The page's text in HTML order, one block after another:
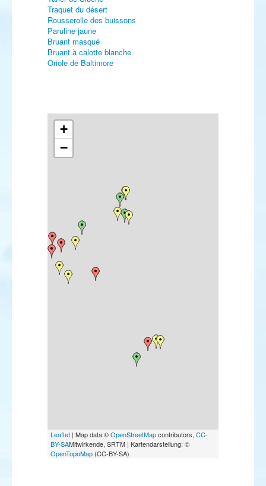
Traquet du désert
Rousserolle des buissons
Paruline jaune
Bruant masqué
Bruant à calotte blanche
Oriole de Baltimore
+
−
Leaflet | Map data ©OpenStreetMapcontributors, CC-
BY-SAMitwirkende, SRTM | Kartendarstellung: ©
OpenTopoMap (CC-BY-SA)